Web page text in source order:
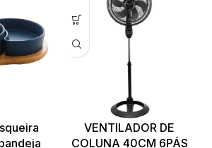
VENTILADOR DE
COLUNA 40CM 6PÁS